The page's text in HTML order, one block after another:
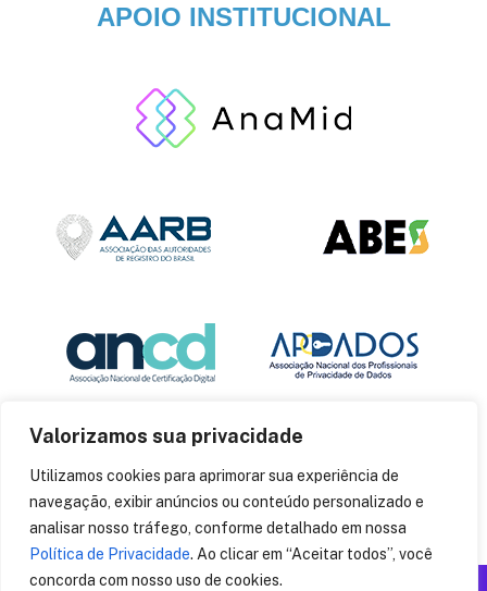
Valorizamos sua privacidade
Utilizamos cookies para aprimorar sua experiência de
navegação, exibir anúncios ou conteúdo personalizado e
analisar nosso tráfego, conforme detalhado em nossa
Política de Privacidade. Ao clicar em “Aceitar todos”, você
concorda com nosso uso de cookies.
APOIO INSTITUCIONAL